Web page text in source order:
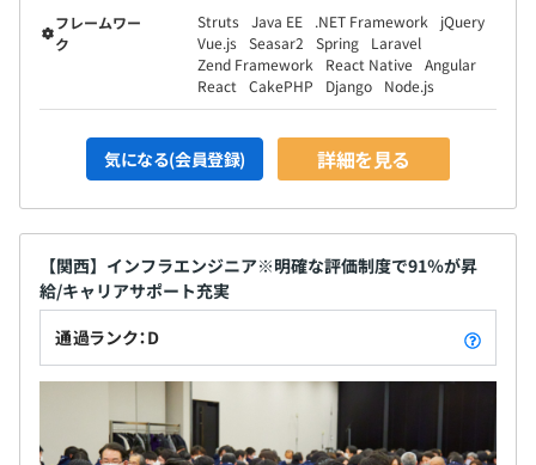
フレームワー
ク
Struts Java EE .NET Framework
jQuery
Vue.js Seasar2 Spring
Laravel
Zend Framework
React Native Angular
React CakePHP Django Node.js
気になる(会員登録) 詳細を見る
【関西】インフラエンジニア※明確な評価制度で91％が昇
給/キャリアサポート充実
通過ランク：D